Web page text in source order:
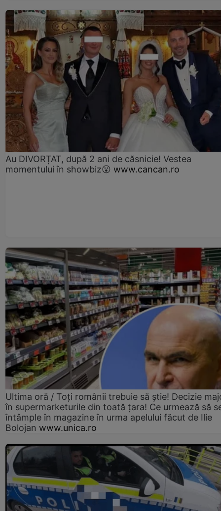
Au DIVORȚAT, după 2 ani de căsnicie! Vestea
momentului în showbiz😮 www.cancan.ro
Ultima oră / Toți românii trebuie să știe! Decizie
în supermarketurile din toată țara! Ce urmează să
întâmple în magazine în urma apelului făcut de Ilie
Bolojan www.unica.ro